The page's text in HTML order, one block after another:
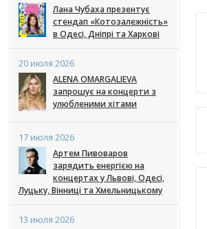
Лана Чубаха презентує
стендап «Котозалежність»
в Одесі, Дніпрі та Харкові
20 июля 2026
ALENA OMARGALIEVA
запрошує на концерти з
улюбленими хітами
17 июля 2026
Артем Пивоваров
зарядить енергією на
концертах у Львові, Одесі,
Луцьку, Вінниці та Хмельницькому
13 июля 2026